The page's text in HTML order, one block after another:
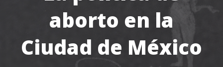
aborto en la
Ciudad de México